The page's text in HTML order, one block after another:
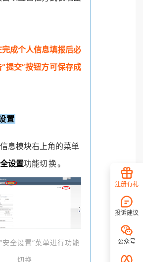
成个人信息填报后必
提交”按钮方可保存成
置
息模块右上角的菜单
设置功能切换。
安全设置”菜单进行功能
切换
注册有礼
投诉建议
公众号